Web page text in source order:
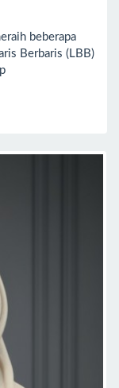
beberapa
Berbaris (LBB)